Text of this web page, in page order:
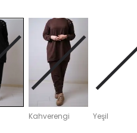
Kahverengi Yeşil